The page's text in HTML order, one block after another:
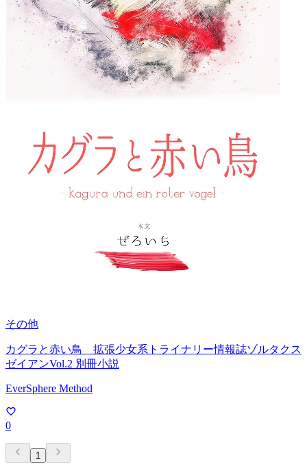
その他
カグラと赤い鳥 拡張少女系トライナリー情報誌ゾルタクス
ゼイアンVol.2 別冊小説
EverSphere Method
0
1